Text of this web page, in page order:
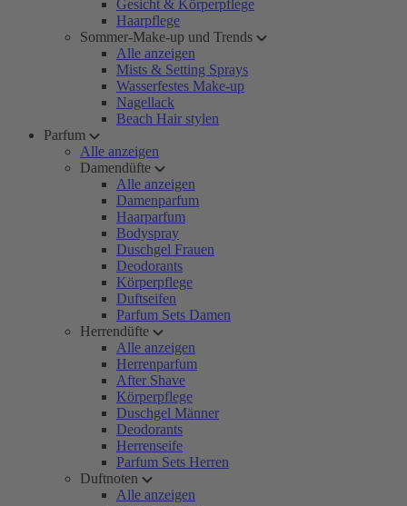
Gesicht & Körperpflege
Haarpflege
Sommer-Make-up und Trends
Alle anzeigen
Mists & Setting Sprays
Wasserfestes Make-up
Nagellack
Beach Hair stylen
Parfum
Alle anzeigen
Damendüfte
Alle anzeigen
Damenparfum
Haarparfum
Bodyspray
Duschgel Frauen
Deodorants
Körperpflege
Duftseifen
Parfum Sets Damen
Herrendüfte
Alle anzeigen
Herrenparfum
After Shave
Körperpflege
Duschgel Männer
Deodorants
Herrenseife
Parfum Sets Herren
Duftnoten
Alle anzeigen